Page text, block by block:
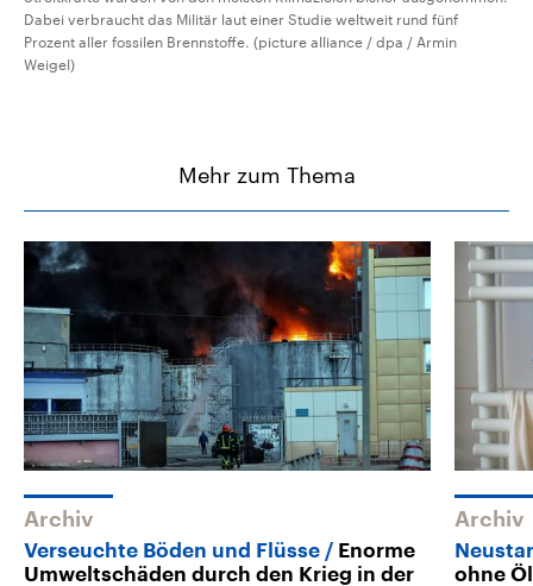
Dabei verbraucht das Militär laut einer Studie weltweit rund fünf
Prozent aller fossilen Brennstoffe. (picture alliance / dpa / Armin
Weigel)
Mehr zum Thema
Archiv
Verseuchte Böden und Flüsse
Enorme
Umweltschäden durch den Krieg in der
Archiv
ohne